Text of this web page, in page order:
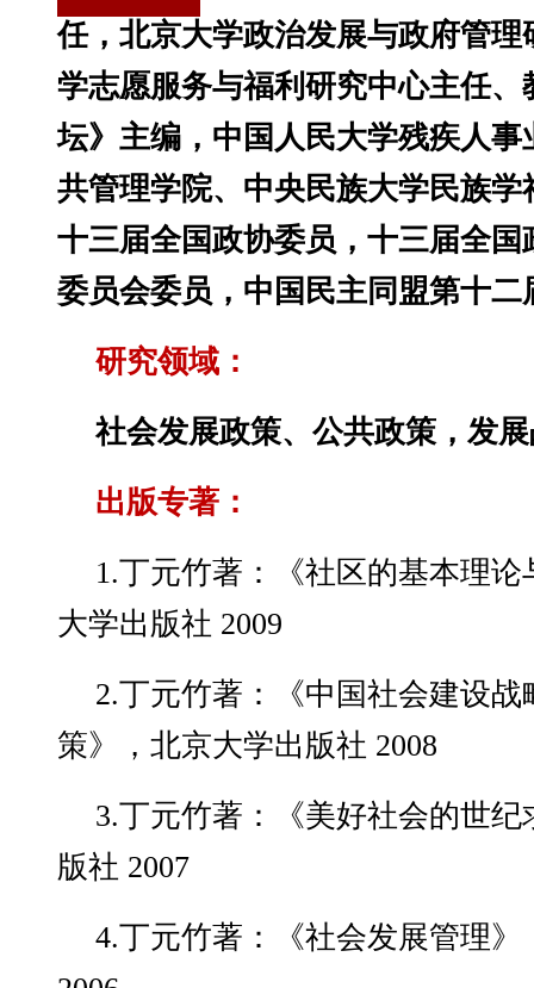
任， 北京大学政治发展与政府管
学志愿服务与福利研究中心主任
坛》主编，中国人民大学残疾人
共管理学院、中央民族大学民族
十三届全国政协委员，十三届全
委员会委员，中国民主同盟第十
研究领域：
社会发展政策、公共政策，发
出版专著：
1.丁元竹著：《社区的基本理
大学出版社 2009
2.丁元竹著：《中国社会建设
策》，北京大学出版社 2008
3.丁元竹著：《美好社会的世
版社 2007
4.丁元竹著：《社会发展管理